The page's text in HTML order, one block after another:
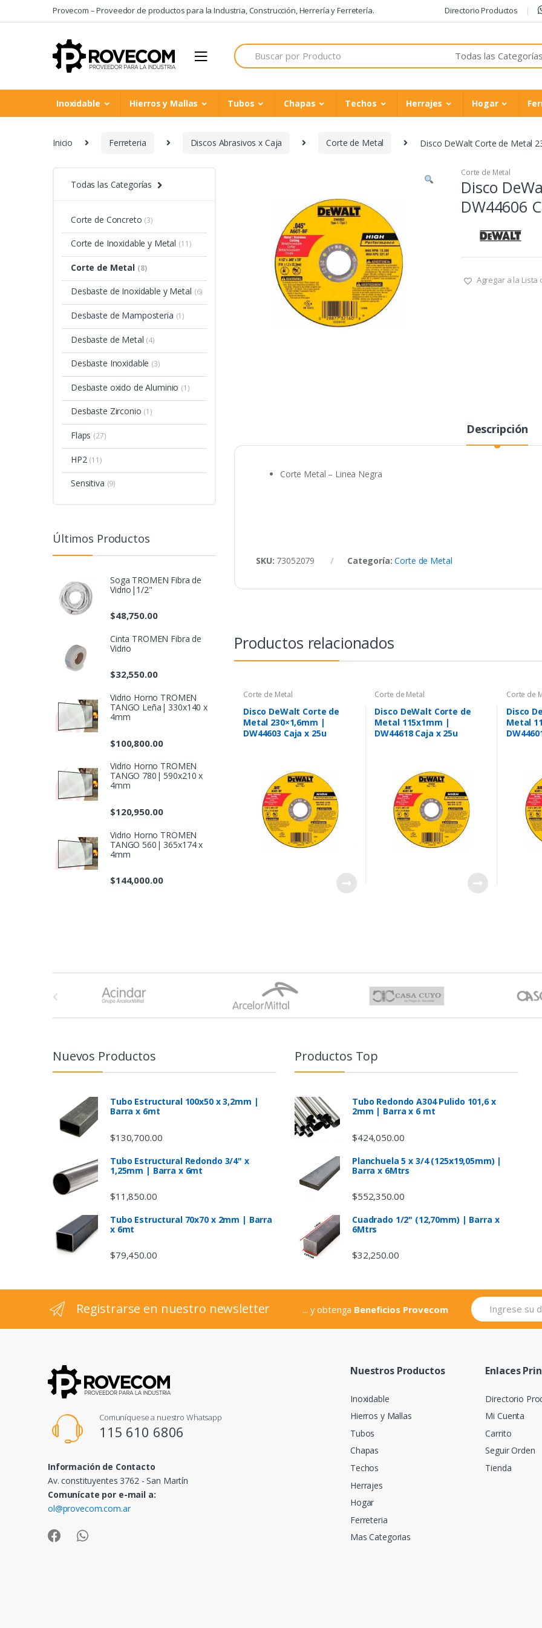
to
to
Provecom – Proveedor de productos para la Industria, Construcción, Herrería y Ferretería. Directorio Productos
Search
for:
Inoxidable Hierros y Mallas Tubos Chapas Techos Herrajes Hogar
Inicio Ferreteria Discos Abrasivos x Caja Corte de Metal Disco DeWalt Corte de Metal
Corte de Metal
Disco
DW44606
Agregar a la Lista
Descripción
Corte Metal – Linea Negra
SKU: 73052079 Categoría:Corte de Metal
Productos relacionados
Corte de Metal
Disco DeWalt Corte de
Metal 230×1,6mm |
DW44603 Caja x 25u
Corte de Metal
Disco DeWalt Corte de
Metal 115x1mm |
DW44618 Caja x 25u
Corte de
Disco
Metal
Todas las Categorías
Corte de Concreto (3)
Corte de Inoxidable y Metal (11)
Corte de Metal (8)
Desbaste de Inoxidable y Metal (6)
Desbaste de Mamposteria (1)
Desbaste de Metal (4)
Desbaste Inoxidable (3)
Desbaste oxido de Aluminio (1)
Desbaste Zirconio (1)
Flaps (27)
HP2 (11)
Sensitiva (9)
Últimos Productos
Soga TROMEN Fibra de
Vidrio|1/2"
$48,750.00
Cinta TROMEN Fibra de
Vidrio
$32,550.00
Vidrio Horno TROMEN
TANGO Leña| 330x140 x
4mm
$100,800.00
Vidrio Horno TROMEN
TANGO 780| 590x210 x
4mm
$120,950.00
Vidrio Horno TROMEN
TANGO 560| 365x174 x
4mm
$144,000.00
Nuevos Productos
Tubo Estructural 100x50 x 3,2mm |
Barra x 6mt
$130,700.00
Tubo Estructural Redondo 3/4" x
1,25mm | Barra x 6mt
$11,850.00
Tubo Estructural 70x70 x 2mm | Barra
x 6mt
$79,450.00
Productos Top
Tubo Redondo A304 Pulido 101,6 x
2mm | Barra x 6 mt
$424,050.00
Planchuela 5 x 3/4 (125x19,05mm) |
Barra x 6Mtrs
$552,350.00
Cuadrado 1/2" (12,70mm) | Barra x
6Mtrs
$32,250.00
Registrarse en nuestro newsletter ... y obtenga Beneficios Provecom
Comuníquese a nuestro Whatsapp
115 610 6806
Información de Contacto
Av. constituyentes 3762 - San Martín
Comunícate por e-mail a:
ol@provecom.com.ar
Nuestros Productos
Inoxidable
Hierros y Mallas
Tubos
Chapas
Techos
Herrajes
Hogar
Ferreteria
Mas Categorias
Enlaces
Directorio
Mi Cuenta
Carrito
Seguir Orden
Tienda